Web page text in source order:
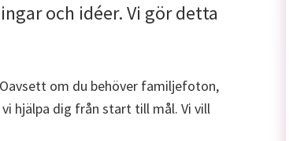
och idéer. Vi gör detta
om du behöver familjefoton,
hjälpa dig från start till mål. Vi vill